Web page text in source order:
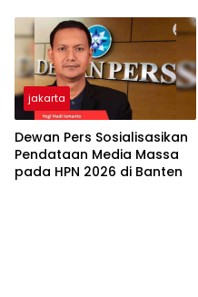
jakarta
Dewan Pers Sosialisasikan
Pendataan Media Massa
pada HPN 2026 di Banten